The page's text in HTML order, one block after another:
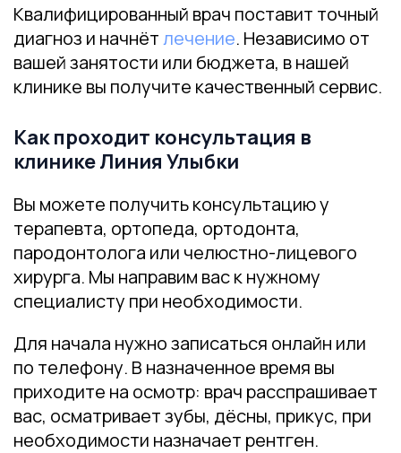
Квалифицированный врач поставит точный
диагноз и начнётлечение. Независимо от
вашей занятости или бюджета, в нашей
клинике вы получите качественный сервис.
Как проходит консультация в
клинике Линия Улыбки
Вы можете получить консультацию у
терапевта, ортопеда, ортодонта,
пародонтолога или челюстно-лицевого
хирурга. Мы направим вас к нужному
специалисту при необходимости.
Для начала нужно записаться онлайн или
по телефону. В назначенное время вы
приходите на осмотр: врач расспрашивает
вас, осматривает зубы, дёсны, прикус, при
необходимости назначает рентген.